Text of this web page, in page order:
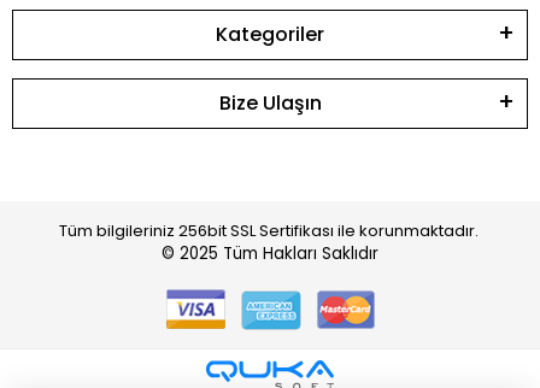
Kategoriler
Bize Ulaşın
Tüm bilgileriniz 256bit SSL Sertifikası ile korunmaktadır.
© 2025 Tüm Hakları Saklıdır